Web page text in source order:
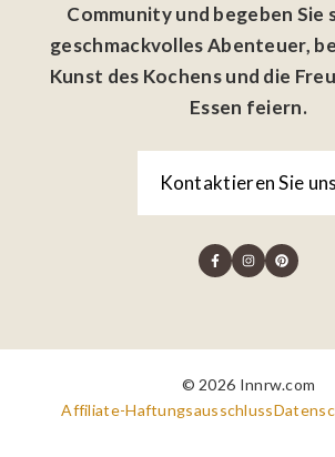
Community und begeben Sie
geschmackvolles Abenteuer,
Kunst des Kochens und die
Essen feiern.
Kontaktieren Sie uns
© 2026 Innrw.com
Affiliate-Haftungsausschluss